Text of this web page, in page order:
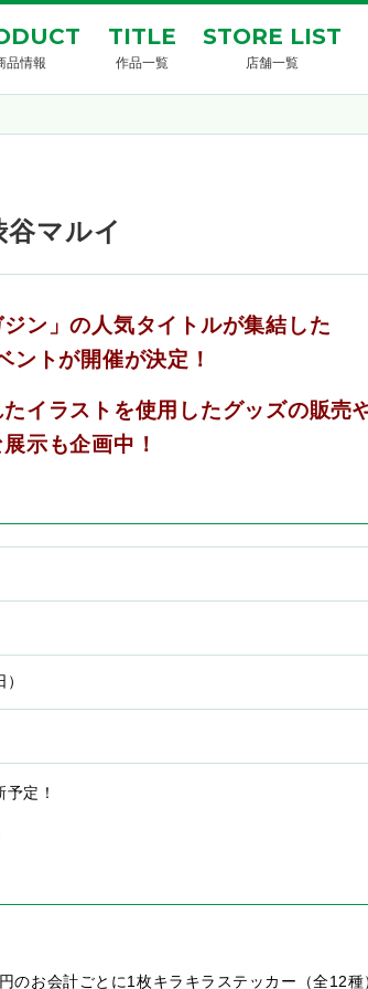
品情報
TITLE
作品一覧
STORE LIST
店舗一覧
マルイ
ン」の人気タイトルが集結した
ントが開催が決定！
イラストを使用したグッズの販売
示も企画中！
予定！
のお会計ごとに1枚キラキラステッカー（全12種